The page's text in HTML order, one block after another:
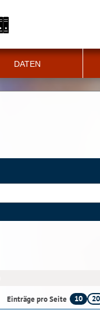
DATEN
Einträge pro Seite 10 20